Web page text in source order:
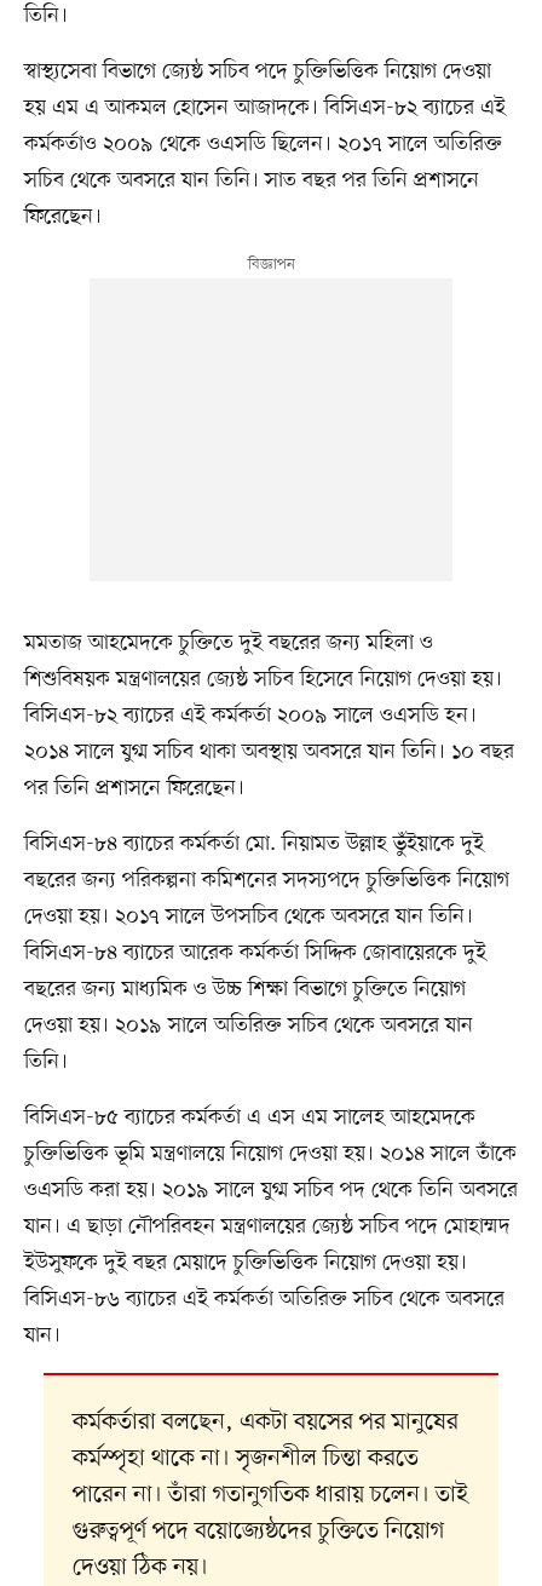
তিনি।
স্বাস্থ্যসেবা বিভাগে জ্যেষ্ঠ সচিব পদে চুক্তিভিত্তিক নিয়োগ দেওয়া
হয় এম এ আকমল হোসেন আজাদকে। বিসিএস-৮২ ব্যাচের এই
কর্মকর্তাও ২০০৯ থেকে ওএসডি ছিলেন। ২০১৭ সালে অতিরিক্ত
সচিব থেকে অবসরে যান তিনি। সাত বছর পর তিনি প্রশাসনে
ফিরেছেন।
মমতাজ আহমেদকে চুক্তিতে দুই বছরের জন্য মহিলা ও
শিশুবিষয়ক মন্ত্রণালয়ের জ্যেষ্ঠ সচিব হিসেবে নিয়োগ দেওয়া হয়।
বিসিএস-৮২ ব্যাচের এই কর্মকর্তা ২০০৯ সালে ওএসডি হন।
২০১৪ সালে যুগ্ম সচিব থাকা অবস্থায় অবসরে যান তিনি। ১০ বছর
পর তিনি প্রশাসনে ফিরেছেন।
বিসিএস-৮৪ ব্যাচের কর্মকর্তা মো. নিয়ামত উল্লাহ ভুঁইয়াকে দুই
বছরের জন্য পরিকল্পনা কমিশনের সদস্যপদে চুক্তিভিত্তিক নিয়োগ
দেওয়া হয়। ২০১৭ সালে উপসচিব থেকে অবসরে যান তিনি।
বিসিএস-৮৪ ব্যাচের আরেক কর্মকর্তা সিদ্দিক জোবায়েরকে দুই
বছরের জন্য মাধ্যমিক ও উচ্চ শিক্ষা বিভাগে চুক্তিতে নিয়োগ
দেওয়া হয়। ২০১৯ সালে অতিরিক্ত সচিব থেকে অবসরে যান
তিনি।
বিসিএস-৮৫ ব্যাচের কর্মকর্তা এ এস এম সালেহ আহমেদকে
চুক্তিভিত্তিক ভূমি মন্ত্রণালয়ে নিয়োগ দেওয়া হয়। ২০১৪ সালে তাঁকে
ওএসডি করা হয়। ২০১৯ সালে যুগ্ম সচিব পদ থেকে তিনি অবসরে
যান। এ ছাড়া নৌপরিবহন মন্ত্রণালয়ের জ্যেষ্ঠ সচিব পদে মোহাম্মদ
ইউসুফকে দুই বছর মেয়াদে চুক্তিভিত্তিক নিয়োগ দেওয়া হয়।
বিসিএস-৮৬ ব্যাচের এই কর্মকর্তা অতিরিক্ত সচিব থেকে অবসরে
যান।
কর্মকর্তারা বলছেন, একটা বয়সের পর মানুষের
কর্মস্পৃহা থাকে না। সৃজনশীল চিন্তা করতে
পারেন না। তাঁরা গতানুগতিক ধারায় চলেন। তাই
গুরুত্বপূর্ণ পদে বয়োজ্যেষ্ঠদের চুক্তিতে নিয়োগ
দেওয়া ঠিক নয়।